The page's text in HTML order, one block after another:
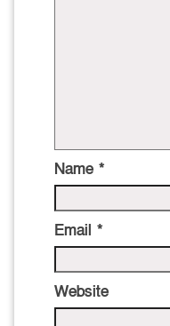
Name *
Email *
Website